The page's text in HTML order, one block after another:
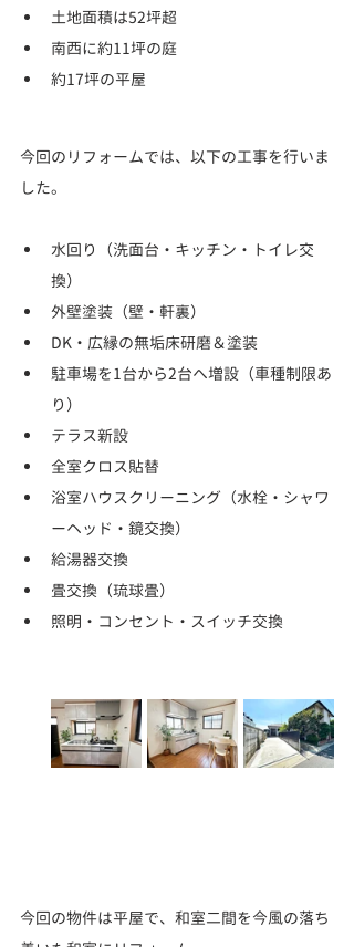
土地面積は52坪超
南西に約11坪の庭
約17坪の平屋
今回のリフォームでは、以下の工事を行いま
した。
水回り（洗面台・キッチン・トイレ交
換）
外壁塗装（壁・軒裏）
DK・広縁の無垢床研磨＆塗装
駐車場を1台から2台へ増設（車種制限あ
り）
テラス新設
全室クロス貼替
浴室ハウスクリーニング（水栓・シャワ
ーヘッド・鏡交換）
給湯器交換
畳交換（琉球畳）
照明・コンセント・スイッチ交換
今回の物件は平屋で、和室二間を今風の落ち